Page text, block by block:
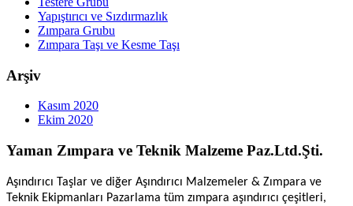
Yapıştırıcı ve Sızdırmazlık
Zımpara Grubu
Zımpara Taşı ve Kesme Taşı
Arşiv
Kasım 2020
Ekim 2020
Yaman Zımpara ve Teknik Malzeme Paz.Ltd.Şti.
Aşındırıcı Taşlar ve diğer Aşındırıcı Malzemeler & Zımpara ve
Teknik Ekipmanları Pazarlama tüm zımpara aşındırıcı çeşitleri,